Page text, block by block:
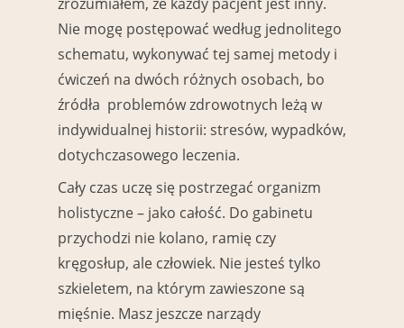
Nie mogę postępować według jednolitego
schematu, wykonywać tej samej metody i
ćwiczeń na dwóch różnych osobach, bo
źródła problemów zdrowotnych leżą w
indywidualnej historii: stresów, wypadków,
dotychczasowego leczenia.
Cały czas uczę się postrzegać organizm
holistyczne – jako całość. Do gabinetu
przychodzi nie kolano, ramię czy
kręgosłup, ale człowiek. Nie jesteś tylko
szkieletem, na którym zawieszone są
mięśnie. Masz jeszcze narządy